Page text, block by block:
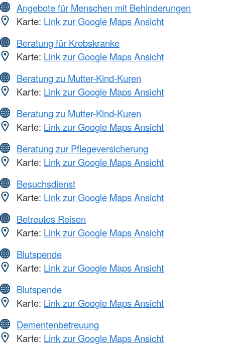
Angebote für Menschen mit Behinderungen
Karte: Link zur Google Maps Ansicht
Beratung für Krebskranke
Karte: Link zur Google Maps Ansicht
Beratung zu Mutter-Kind-Kuren
Karte: Link zur Google Maps Ansicht
Beratung zu Mutter-Kind-Kuren
Karte: Link zur Google Maps Ansicht
Beratung zur Pflegeversicherung
Karte: Link zur Google Maps Ansicht
Besuchsdienst
Karte: Link zur Google Maps Ansicht
Betreutes Reisen
Karte: Link zur Google Maps Ansicht
Blutspende
Karte: Link zur Google Maps Ansicht
Blutspende
Karte: Link zur Google Maps Ansicht
Dementenbetreuung
Karte: Link zur Google Maps Ansicht